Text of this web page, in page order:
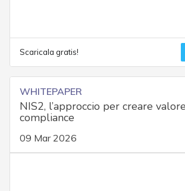
Scaricala gratis!
WHITEPAPER
NIS2, l’approccio per creare
compliance
09 Mar 2026